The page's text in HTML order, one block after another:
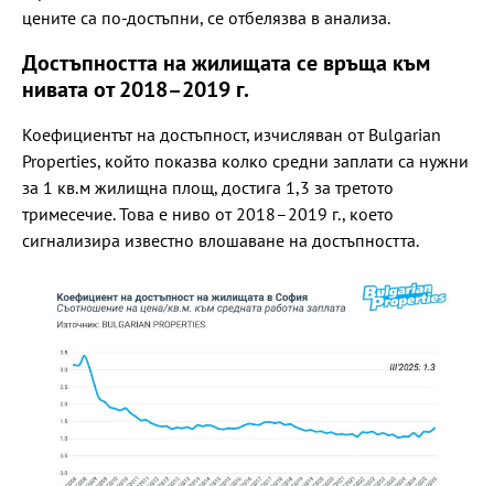
цените са по-достъпни, се отбелязва в анализа.
Достъпността на жилищата се връща към
нивата от 2018–2019 г.
Коефициентът на достъпност, изчисляван от Bulgarian
Properties, който показва колко средни заплати са нужни
за 1 кв.м жилищна площ, достига 1,3 за третото
тримесечие. Това е ниво от 2018–2019 г., което
сигнализира известно влошаване на достъпността.